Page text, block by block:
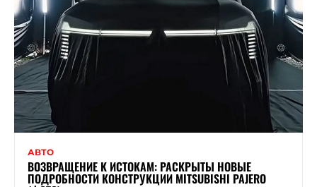
АВТО
ВОЗВРАЩЕНИЕ К ИСТОКАМ: РАСКРЫТЫ НОВЫЕ
ПОДРОБНОСТИ КОНСТРУКЦИИ MITSUBISHI PAJERO